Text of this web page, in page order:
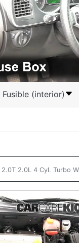
Fusible (interior)
2.0L 4 Cyl. Turbo